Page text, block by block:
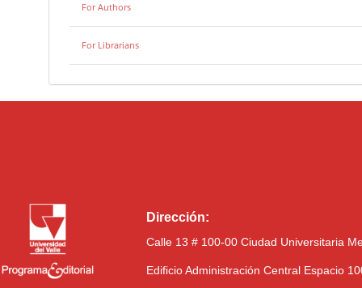
For Authors
For Librarians
Dirección:
Calle 13 # 100-00 Ciudad Universitaria
Edificio Administración Central Espacio